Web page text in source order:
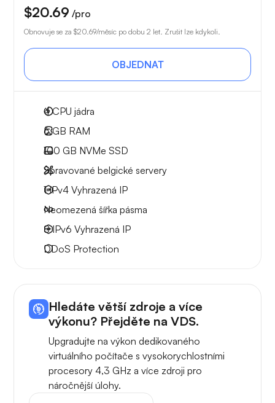
$20.69 /pro
Obnovuje se za $20.69/měsíc po dobu 2 let. Zrušit lze kdykoli.
OBJEDNAT
4CPU jádra
6 GB RAM
100 GB NVMe SSD
Spravované belgické servery
1 IPv4 Vyhrazená IP
Neomezená šířka pásma
8 IPv6 Vyhrazená IP
DDoS Protection
Hledáte větší zdroje a více
výkonu? Přejděte na VDS.
Upgradujte na výkon dedikovaného
virtuálního počítače s vysokorychlostními
procesory 4,3 GHz a více zdroji pro
náročnější úlohy.